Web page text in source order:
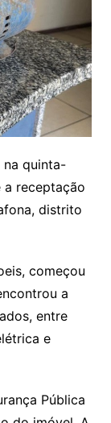
na quinta-
a receptação
distrito
começou
a
entre
e
Pública